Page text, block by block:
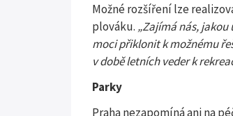
Možné rozšíření lze
plováku. „Zajímá nás,
moci přiklonit k možnému
v době letních veder k
Parky
Praha nezapomíná ani na